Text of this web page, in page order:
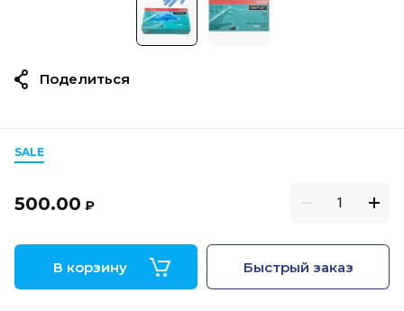
SALE
500.00 ₽
В корзину Быстрый заказ
Поделиться